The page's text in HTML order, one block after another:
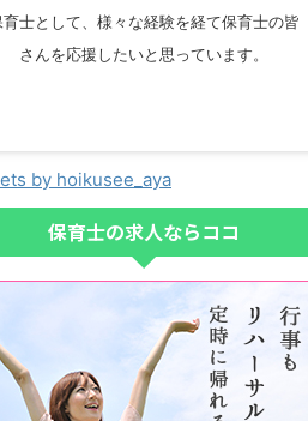
育士として、様々な経験を経て保育士の皆
さんを応援したいと思っています。
by hoikusee_aya
保育士の求人ならココ